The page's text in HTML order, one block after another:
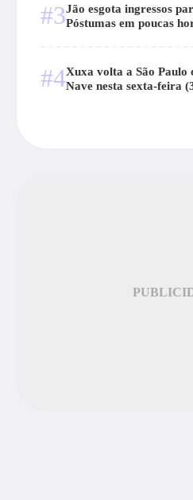
#3Jão esgota ingressos
Póstumas em poucas
#4Xuxa volta a São
Nave nesta sexta-feira